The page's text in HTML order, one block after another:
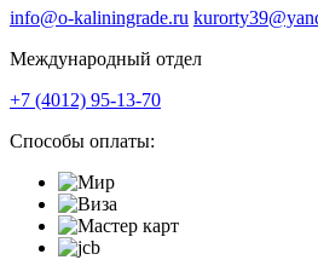
info@o-kaliningrade.ru
Международный отдел
+7 (4012) 95-13-70
Способы оплаты: